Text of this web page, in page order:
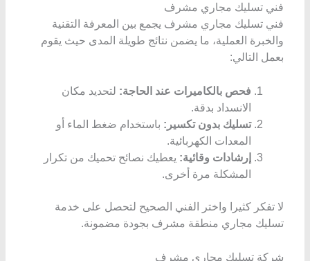
فني تسليك مجاري مشرف
فني تسليك مجاري مشرف يجمع بين المعرفة التقنية
والخبرة العملية، ما يضمن نتائج طويلة المدى حيث يقوم
بعمل التالي:
فحص بالكاميرات عند الحاجة: لتحديد مكان
الانسداد بدقة.
تسليك بدون تكسير: باستخدام ضغط الماء أو
المعدات الكهربائية.
إرشادات وقائية: يعطيك نصائح تحميك من تكرار
المشكلة مرة أخرى.
لا تفكر كثيرا واختر الفني الصحيح لتحصل على خدمة
تسليك مجاري منطقة مشرف بجودة مضمونة.
شركة تسليك مجاري مشرف